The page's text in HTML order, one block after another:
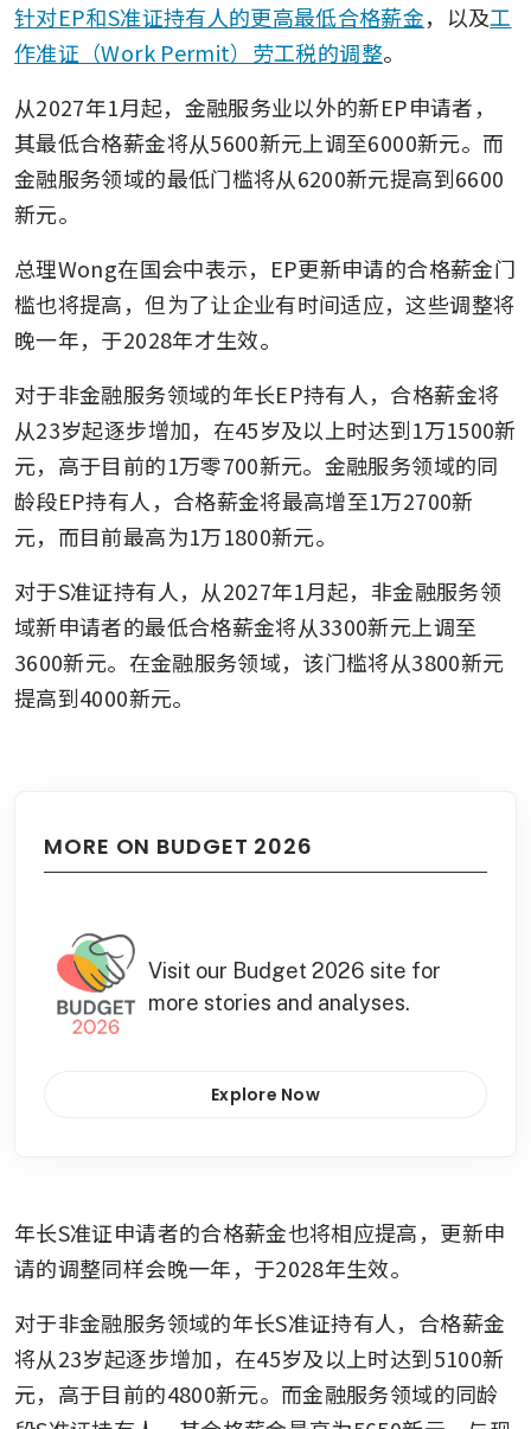
针对EP和S准证持有人的更高最低合格薪金，以及工
作准证（Work Permit）劳工税的调整。
从2027年1月起，金融服务业以外的新EP申请者，
其最低合格薪金将从5600新元上调至6000新元。而
金融服务领域的最低门槛将从6200新元提高到6600
新元。
总理Wong在国会中表示，EP更新申请的合格薪金门
槛也将提高，但为了让企业有时间适应，这些调整将
晚一年，于2028年才生效。
对于非金融服务领域的年长EP持有人，合格薪金将
从23岁起逐步增加，在45岁及以上时达到1万1500新
元，高于目前的1万零700新元。金融服务领域的同
龄段EP持有人，合格薪金将最高增至1万2700新
元，而目前最高为1万1800新元。
对于S准证持有人，从2027年1月起，非金融服务领
域新申请者的最低合格薪金将从3300新元上调至
3600新元。在金融服务领域，该门槛将从3800新元
提高到4000新元。
MORE ON BUDGET 2026
Visit our Budget 2026 site for
more stories and analyses.
Explore Now
年长S准证申请者的合格薪金也将相应提高，更新申
请的调整同样会晚一年，于2028年生效。
对于非金融服务领域的年长S准证持有人，合格薪金
将从23岁起逐步增加，在45岁及以上时达到5100新
元，高于目前的4800新元。而金融服务领域的同龄